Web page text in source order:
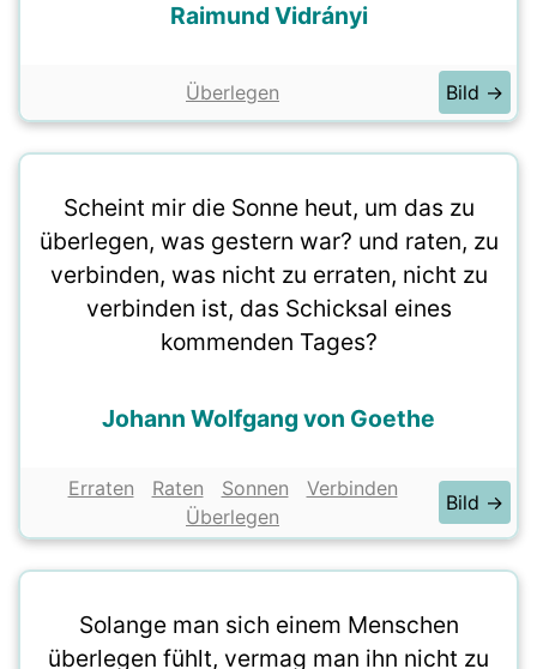
Raimund Vidrányi
Überlegen Bild →
Scheint mir die Sonne heut, um das zu
überlegen, was gestern war? und raten, zu
verbinden, was nicht zu erraten, nicht zu
verbinden ist, das Schicksal eines
kommenden Tages?
Johann Wolfgang von Goethe
Erraten Raten Sonnen
Verbinden
Überlegen
Bild →
Solange man sich einem Menschen
überlegen fühlt, vermag man ihn nicht zu